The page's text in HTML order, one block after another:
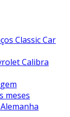
Classic Car
Calibra
meses